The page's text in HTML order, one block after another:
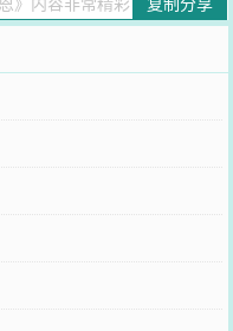
娶个妻。有了媳妇、生个孩
看。会相信重刑之下不降，
的身份有讲究——低了，与
委身为饵？后来，兄长找上
。她想，谢锡哮是恨她
不会强忍情动不予回应。更
他们尚在襁褓的幼子。
，手段毒辣，乃天子第一
令人作呕的三年。直到边
反复折辱他的女子。她一身
亡夫的孩子紧紧护在怀
着他。谢锡哮浸在怨憎中多
。如今任人施为的阶下
子没摔死，男主也没想